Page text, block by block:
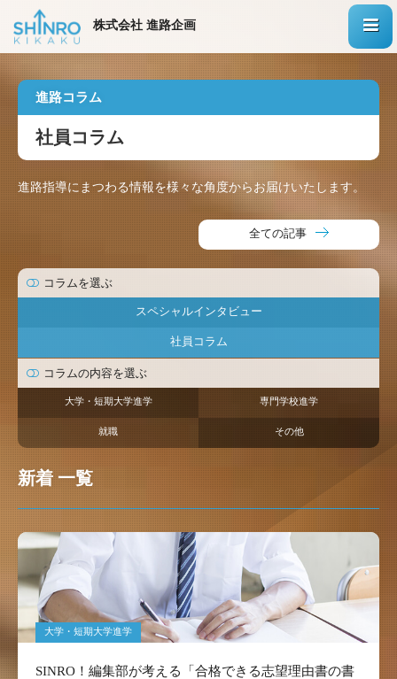
株式会社 進路企画
進路コラム
社員コラム
進路指導にまつわる情報を様々な角度からお届けいたします。
全ての記事
コラムを選ぶ
スペシャルインタビュー
社員コラム
コラムの内容を選ぶ
大学・短期大学進学 専門学校進学
就職 その他
新着 一覧
大学・短期大学進学
SINRO！編集部が考える「合格できる志望理由書の書